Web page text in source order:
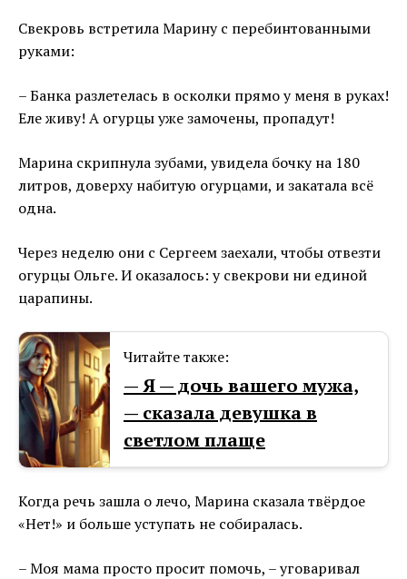
Свекровь встретила Марину с перебинтованными
руками:
– Банка разлетелась в осколки прямо у меня в руках!
Еле живу! А огурцы уже замочены, пропадут!
Марина скрипнула зубами, увидела бочку на 180
литров, доверху набитую огурцами, и закатала всё
одна.
Через неделю они с Сергеем заехали, чтобы отвезти
огурцы Ольге. И оказалось: у свекрови ни единой
царапины.
Читайте также:
— Я — дочь вашего мужа,
— сказала девушка в
светлом плаще
Когда речь зашла о лечо, Марина сказала твёрдое
«Нет!» и больше уступать не собиралась.
– Моя мама просто просит помочь, – уговаривал